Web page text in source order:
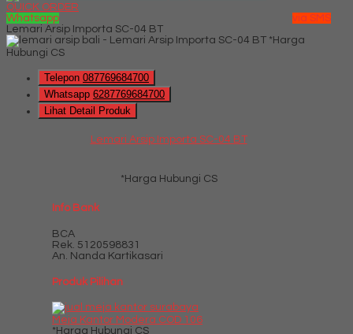
QUICK ORDER
Whatsapp
via SMS
Lemari Arsip Importa SC-04 BT
*Harga
Hubungi CS
Telepon 087769684700
Whatsapp 6287769684700
Lihat Detail Produk
Lemari Arsip Importa SC-04 BT
*Harga Hubungi CS
Info Bank
BCA
Rek. 5120598831
An. Nanda Kartikasari
Produk Pilihan
Meja Kantor Modera COD 106
*Harga Hubungi CS